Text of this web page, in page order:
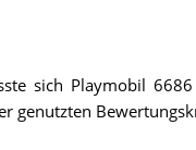
sich Playmobil
genutzten